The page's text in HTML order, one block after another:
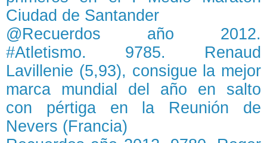
Ciudad de Santander
@Recuerdos año 2012.
#Atletismo. 9785. Renaud
Lavillenie (5,93), consigue la mejor
marca mundial del año en salto
con pértiga en la Reunión de
Nevers (Francia)